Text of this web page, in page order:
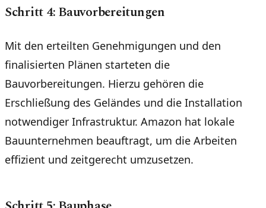
Schritt 4: Bauvorbereitungen
Mit den erteilten Genehmigungen und den
finalisierten Plänen starteten die
Bauvorbereitungen. Hierzu gehören die
Erschließung des Geländes und die Installation
notwendiger Infrastruktur. Amazon hat lokale
Bauunternehmen beauftragt, um die Arbeiten
effizient und zeitgerecht umzusetzen.